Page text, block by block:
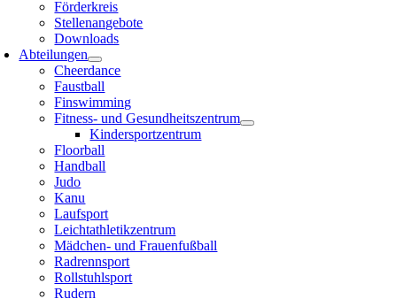
Förderkreis
Stellenangebote
Downloads
Abteilungen
Cheerdance
Faustball
Finswimming
Fitness- und Gesundheitszentrum
Kindersportzentrum
Floorball
Handball
Judo
Kanu
Laufsport
Leichtathletikzentrum
Mädchen- und Frauenfußball
Radrennsport
Rollstuhlsport
Rudern